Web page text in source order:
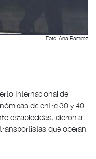
Foto: Ana Ramírez
Internacional de
de entre 30 y 40
establecidas, dieron a
que operan